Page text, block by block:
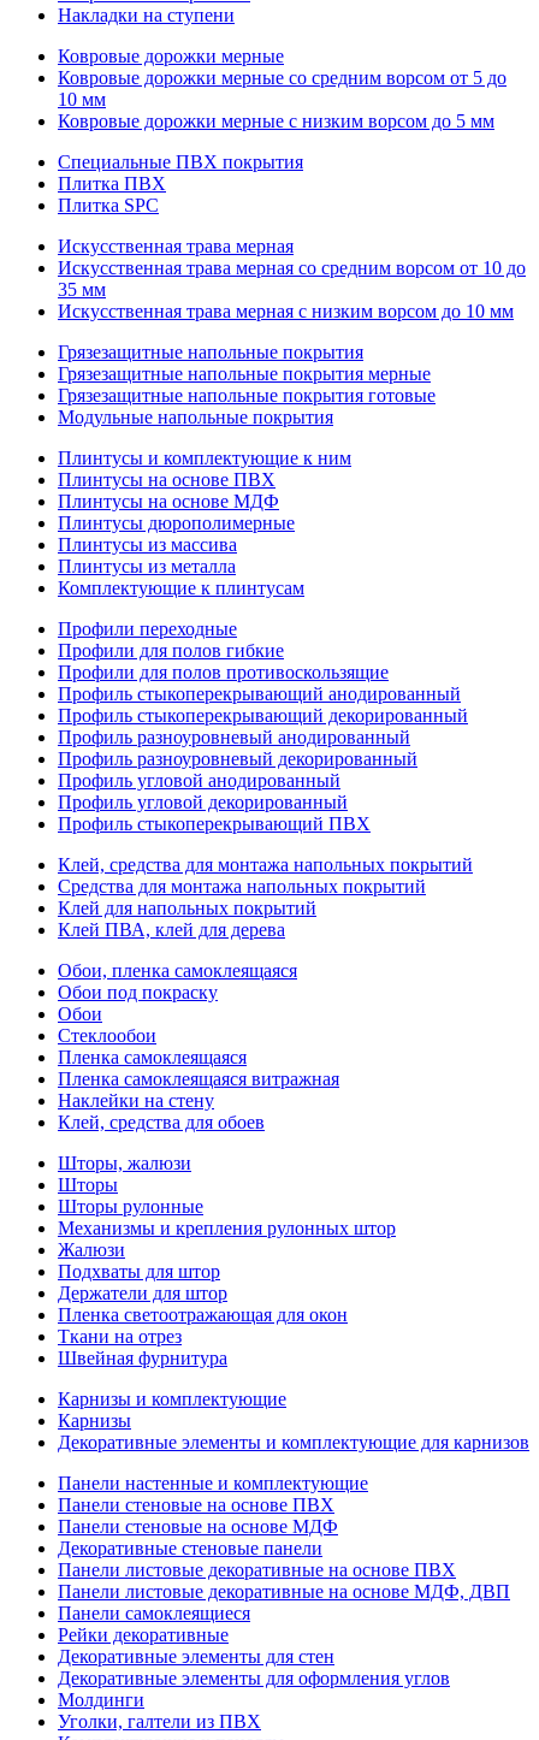
Накладки на ступени
Ковровые дорожки мерные
Ковровые дорожки мерные со средним ворсом от 5 до
10 мм
Ковровые дорожки мерные с низким ворсом до 5 мм
Специальные ПВХ покрытия
Плитка ПВХ
Плитка SPC
Искуccтвенная трава мерная
Искусственная трава мерная со средним ворсом от 10 до
35 мм
Искусственная трава мерная с низким ворсом до 10 мм
Грязезащитные напольные покрытия
Грязезащитные напольные покрытия мерные
Грязезащитные напольные покрытия готовые
Модульные напольные покрытия
Плинтусы и комплектующие к ним
Плинтусы на основе ПВХ
Плинтусы на основе МДФ
Плинтусы дюрополимерные
Плинтусы из массива
Плинтусы из металла
Комплектующие к плинтусам
Профили переходные
Профили для полов гибкие
Профили для полов противоскользящие
Профиль стыкоперекрывающий анодированный
Профиль стыкоперекрывающий декорированный
Профиль разноуровневый анодированный
Профиль разноуровневый декорированный
Профиль угловой анодированный
Профиль угловой декорированный
Профиль стыкоперекрывающий ПВХ
Клей, средства для монтажа напольных покрытий
Средства для монтажа напольных покрытий
Клей для напольных покрытий
Клей ПВА, клей для дерева
Обои, пленка самоклеящаяся
Обои под покраску
Обои
Стеклообои
Пленка самоклеящаяся
Пленка самоклеящаяся витражная
Наклейки на стену
Клей, средства для обоев
Шторы, жалюзи
Шторы
Шторы рулонные
Механизмы и крепления рулонных штор
Жалюзи
Подхваты для штор
Держатели для штор
Пленка светоотражающая для окон
Ткани на отрез
Швейная фурнитура
Карнизы и комплектующие
Карнизы
Декоративные элементы и комплектующие для карнизов
Панели настенные и комплектующие
Панели стеновые на основе ПВХ
Панели стеновые на основе МДФ
Декоративные стеновые панели
Панели листовые декоративные на основе ПВХ
Панели листовые декоративные на основе МДФ, ДВП
Панели самоклеящиеся
Рейки декоративные
Декоративные элементы для стен
Декоративные элементы для оформления углов
Молдинги
Уголки, галтели из ПВХ